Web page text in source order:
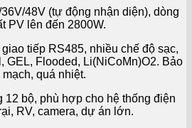
48V (tự động nhận diện), dòng
PV lên đến 2800W.
tiếp RS485, nhiều chế độ sạc,
Flooded, Li(NiCoMn)O2. Bảo
quá nhiệt.
12 bộ, phù hợp cho hệ thống điện
RV, camera, dự án lớn.